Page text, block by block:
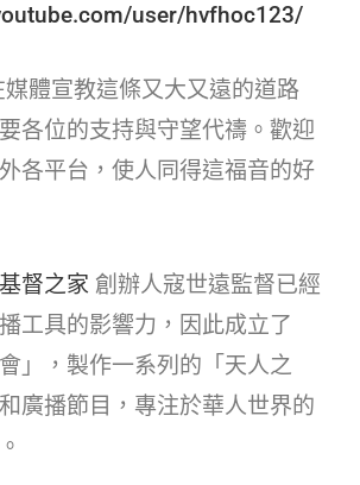
user/hvfhoc123/
體宣教這條又大又遠的道路
各位的支持與守望代禱。歡迎
各平台，使人同得這福音的好
督之家​ 創辦人寇世遠監督已經
工具的影響力，因此成立了
會」，製作一系列的「天人之
廣播節目，專注於華人世界的